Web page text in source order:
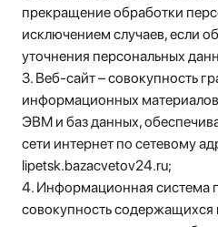
прекращение обработки
исключением случаев, если
уточнения персональных
3. Веб-сайт – совокупность
информационных
ЭВМ и баз данных,
сети интернет по сетевому
lipetsk.bazacvetov24.ru;
4. Информационная система
совокупность содержащихся